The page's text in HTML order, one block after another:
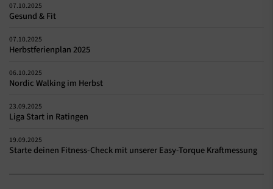
07.10.2025
Gesund & Fit
07.10.2025
Herbstferienplan 2025
06.10.2025
Nordic Walking im Herbst
23.09.2025
Liga Start in Ratingen
19.09.2025
Starte deinen Fitness-Check mit unserer Easy-Torque Kraftmessung